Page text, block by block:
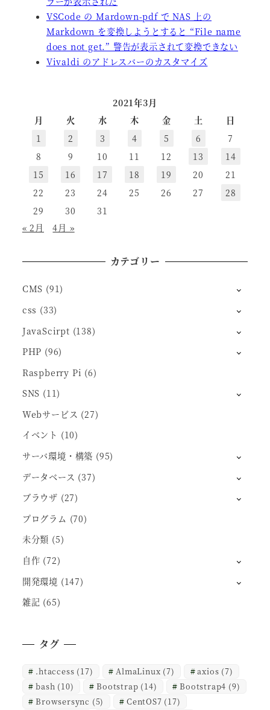
VSCode の Mardown-pdf で NAS 上の
Markdown を変換しようとすると “File name
does not get.” 警告が表示されて変換できない
Vivaldi のアドレスバーのカスタマイズ
2021年3月
月
火 水 木 金 土
日
1
2 3 4 5 6
7
8
9 10 11 12 13
14
15
16 17 18 19 20
21
22
23 24 25 26 27
28
29
30
31
« 2月
4月 »
カテゴリー
CMS (91)
css (33)
JavaScirpt (138)
PHP (96)
Raspberry Pi (6)
SNS (11)
Webサービス (27)
イベント (10)
サーバ環境・構築 (95)
データベース (37)
ブラウザ (27)
プログラム (70)
未分類 (5)
自作 (72)
開発環境 (147)
雑記 (65)
タグ
.htaccess (17) AlmaLinux (7) axios (7)
bash (10) Bootstrap (14) Bootstrap4 (9)
Browsersync (5) CentOS7 (17)